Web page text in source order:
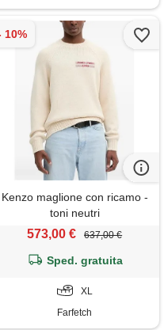
Kenzo maglione con ricamo -
toni neutri
573,00 € 637,00 €
Sped. gratuita
XL
Farfetch